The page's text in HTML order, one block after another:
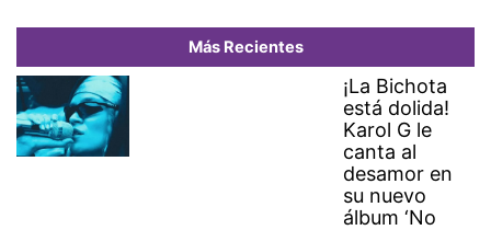
Más Recientes
¡La Bichota
está dolida!
Karol G le
canta al
desamor en
su nuevo
álbum ‘No